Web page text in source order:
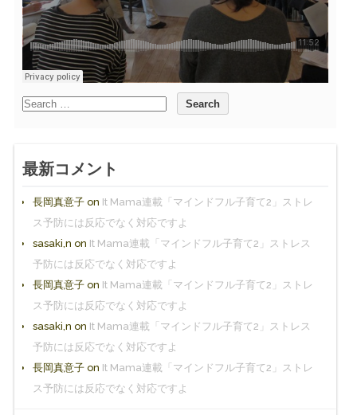
最新コメント
長岡真意子on It Mama連載「マインドフル子育て2」ストレ
ス予防には反応でなく対応ですよ
sasaki,n on It Mama連載「マインドフル子育て2」ストレス
予防には反応でなく対応ですよ
長岡真意子on It Mama連載「マインドフル子育て2」ストレ
ス予防には反応でなく対応ですよ
sasaki,n on It Mama連載「マインドフル子育て2」ストレス
予防には反応でなく対応ですよ
長岡真意子on It Mama連載「マインドフル子育て2」ストレ
ス予防には反応でなく対応ですよ